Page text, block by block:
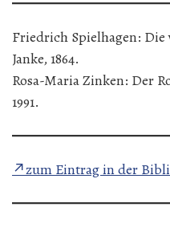
Friedrich Spielhagen:
Janke, 1864.
Rosa-Maria Zinken: Der
1991.
↗️zum Eintrag in der